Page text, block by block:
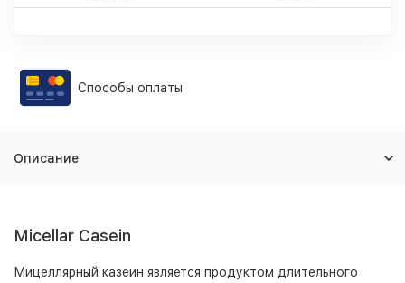
Способы оплаты
Описание
Micellar Casein
Мицеллярный казеин является продуктом длительного